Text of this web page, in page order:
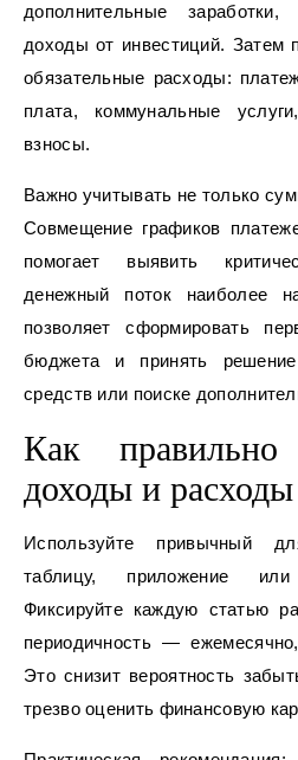
дополнительные
доходы от инвестиций. Затем
обязательные расходы:
плата, коммунальные
взносы.
Важно учитывать не только
Совмещение графиков
помогает выявить
денежный поток наиболее
позволяет сформировать
бюджета и принять
средств или поиске
Как правильно
доходы и расходы
Используйте привычный
таблицу, приложение
Фиксируйте каждую статью
периодичность —
Это снизит вероятность
трезво оценить финансовую